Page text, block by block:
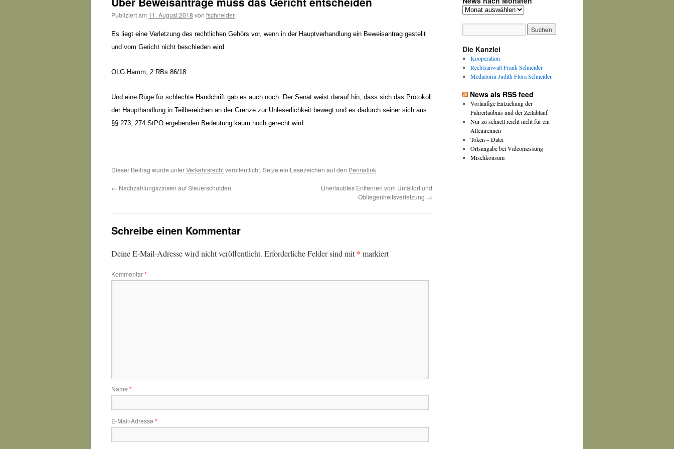
Publiziert am 11. August 2018 von fschneider
Es liegt eine Verletzung des rechtlichen Gehörs vor, wenn in der Hauptverhandlung ein Beweisantrag gestellt
und vom Gericht nicht beschieden wird.
OLG Hamm, 2 RBs 86/18
Und eine Rüge für schlechte Handchrift gab es auch noch. Der Senat weist darauf hin, dass sich das Protokoll
der Haupthandlung in Teilbereichen an der Grenze zur Unleserlichkeit bewegt und es dadurch seiner sich aus
§§ 273, 274 StPO ergebenden Bedeutung kaum noch gerecht wird.
Dieser Beitrag wurde unterVerkehrsrechtveröffentlicht. Setze ein Lesezeichen auf den Permalink.
← Nachzahlungszinsen auf Steuerschulden
Unerlaubtes Entfernen vom Unfallort und
Obliegenheitsverletzung →
Schreibe einen Kommentar
Deine E-Mail-Adresse wird nicht veröffentlicht. Erforderliche Felder sind mit* markiert
Kommentar*
Name *
E-Mail-Adresse *
News
Die Kanzlei
Kooperation
Rechtsanwalt Frank Schneider
Mediatorin Judith Flora Schneider
News als RSS feed
Vorläufige Entziehung der
Fahrerlaubnis und der Zeitablauf
Nur zu schnell reicht nicht für ein
Alleinrennen
Token – Datei
Ortsangabe bei Videomessung
Mischkonsum